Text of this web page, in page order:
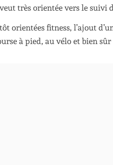
très orientée vers le suivi
orientées fitness, l’ajout
à pied, au vélo et bien